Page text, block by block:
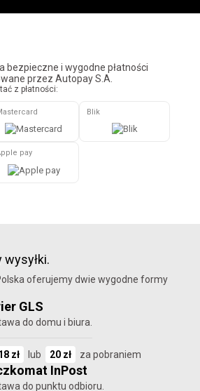
bezpieczne i wygodne płatności
przez Autopay S.A.
z płatności:
Blik
pay
oferujemy dwie wygodne formy
GLS
do domu i biura.
zł lub 20 zł za pobraniem
InPost
do punktu odbioru.